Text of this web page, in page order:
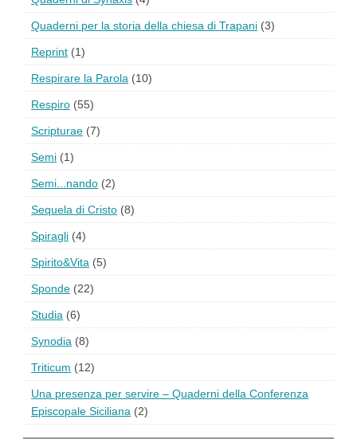
Quaderni per la storia della chiesa di Trapani (3)
Reprint (1)
Respirare la Parola (10)
Respiro (55)
Scripturae (7)
Semi (1)
Semi...nando (2)
Sequela di Cristo (8)
Spiragli (4)
Spirito&Vita (5)
Sponde (22)
Studia (6)
Synodia (8)
Triticum (12)
Una presenza per servire – Quaderni della Conferenza
Episcopale Siciliana (2)